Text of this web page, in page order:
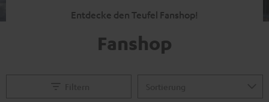
Entdecke den Teufel Fanshop!
Fanshop